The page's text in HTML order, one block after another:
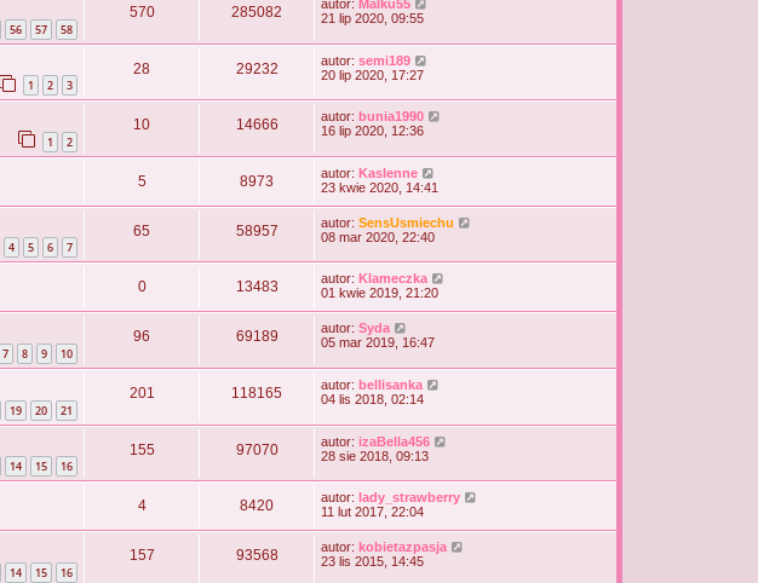
56 57 58
570 285082 autor: Malku55
21 lip 2020, 09:55
1 2 3
28 29232 autor: semi189
20 lip 2020, 17:27
1 2
10 14666 autor: bunia1990
16 lip 2020, 12:36
5 8973 autor: Kaslenne
23 kwie 2020, 14:41
4 5 6 7
65 58957 autor: SensUsmiechu
08 mar 2020, 22:40
0 13483 autor: Klameczka
01 kwie 2019, 21:20
7 8 9 10
96 69189 autor: Syda
05 mar 2019, 16:47
19 20 21
201 118165 autor: bellisanka
04 lis 2018, 02:14
14 15 16
155 97070 autor: izaBella456
28 sie 2018, 09:13
4 8420 autor: lady_strawberry
11 lut 2017, 22:04
14 15 16
157 93568 autor: kobietazpasja
23 lis 2015, 14:45